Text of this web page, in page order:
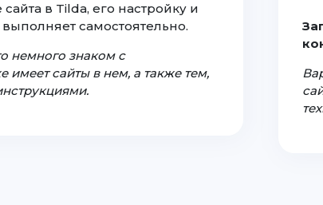
в Tilda, его настройку и
самостоятельно.
немного знаком с
имеет сайты в нем, а также тем,